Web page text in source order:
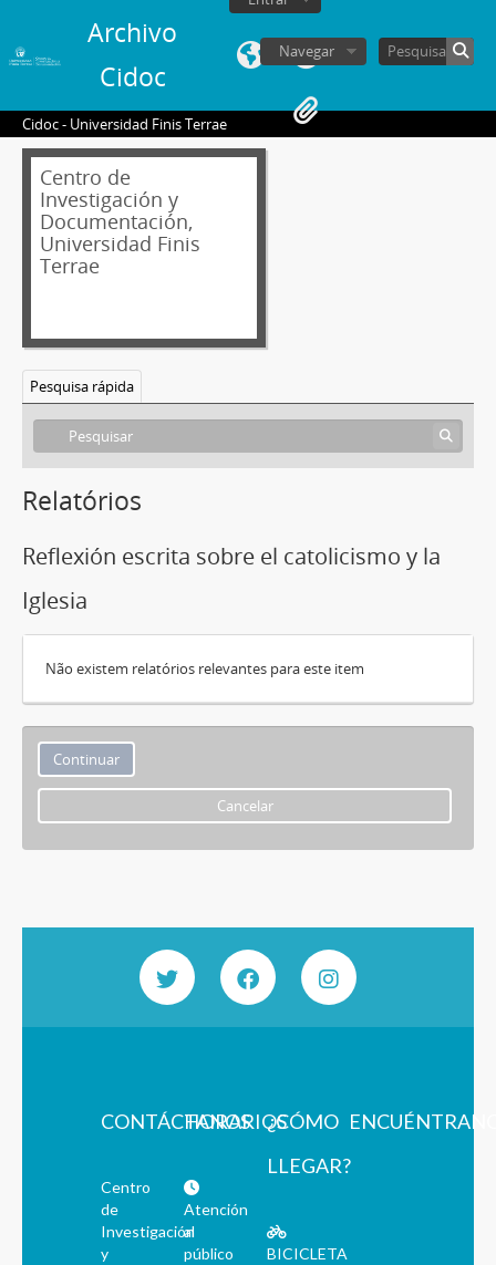
Archivo
Cidoc
Navegar
Cidoc - Universidad Finis Terrae
Centro de
Investigación y
Documentación,
Universidad Finis
Terrae
Pesquisa rápida
Relatórios
Reflexión escrita sobre el catolicismo y la
Iglesia
Não existem relatórios relevantes para este item
Cancelar
CONTÁCTANOS
Centro
de
Investigación
y
HORARIOS
Atención
al
público
¿CÓMO
LLEGAR?
BICICLETA